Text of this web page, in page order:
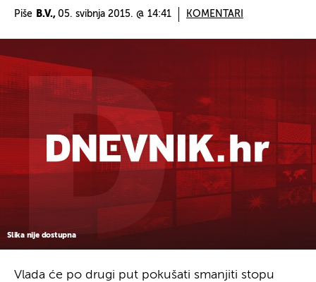
Piše B.V., 05. svibnja 2015. @ 14:41 KOMENTARI
Slika nije dostupna
Vlada će po drugi put pokušati smanjiti stopu